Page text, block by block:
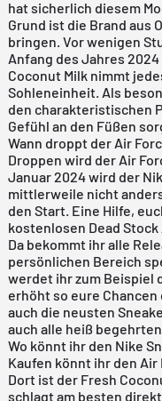
hat sicherlich diesem
Grund ist die Brand aus
bringen. Vor wenigen
Anfang des Jahres
Coconut Milk nimmt
Sohleneinheit. Als
den charakteristischen
Gefühl an den Füßen
Wann droppt der Air
Droppen wird der Air
Januar 2024 wird der
mittlerweile nicht
den Start. Eine Hilfe,
kostenlosen Dead Stock
Da bekommt ihr alle
persönlichen Bereich
werdet ihr zum Beispiel
erhöht so eure
auch die neusten
auch alle heiß begehrten
Wo könnt ihr den Nike
Kaufen könnt ihr den
Dort ist der Fresh
schlagt am besten